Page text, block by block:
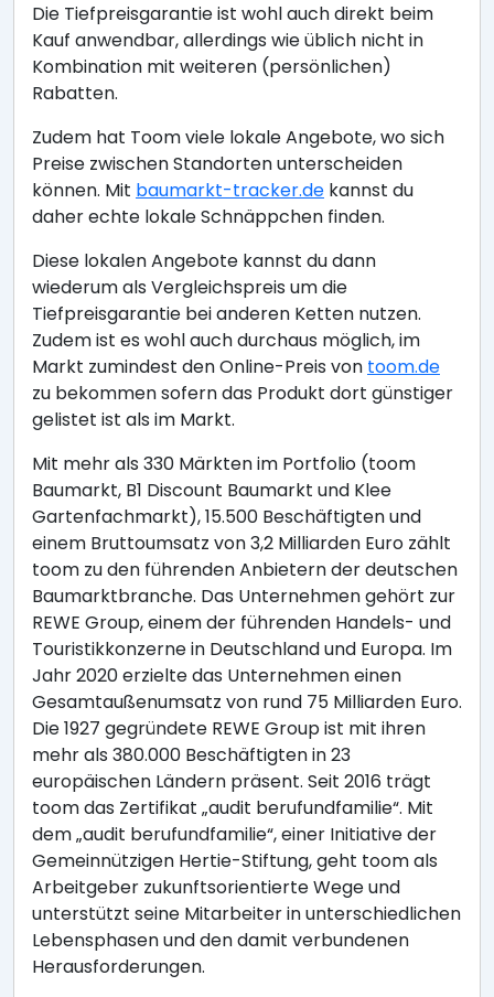
Die Tiefpreisgarantie ist wohl auch direkt beim
Kauf anwendbar, allerdings wie üblich nicht in
Kombination mit weiteren (persönlichen)
Rabatten.
Zudem hat Toom viele lokale Angebote, wo sich
Preise zwischen Standorten unterscheiden
können. Mit baumarkt-tracker.de kannst du
daher echte lokale Schnäppchen finden.
Diese lokalen Angebote kannst du dann
wiederum als Vergleichspreis um die
Tiefpreisgarantie bei anderen Ketten nutzen.
Zudem ist es wohl auch durchaus möglich, im
Markt zumindest den Online-Preis von toom.de
zu bekommen sofern das Produkt dort günstiger
gelistet ist als im Markt.
Mit mehr als 330 Märkten im Portfolio (toom
Baumarkt, B1 Discount Baumarkt und Klee
Gartenfachmarkt), 15.500 Beschäftigten und
einem Bruttoumsatz von 3,2 Milliarden Euro zählt
toom zu den führenden Anbietern der deutschen
Baumarktbranche. Das Unternehmen gehört zur
REWE Group, einem der führenden Handels- und
Touristikkonzerne in Deutschland und Europa. Im
Jahr 2020 erzielte das Unternehmen einen
Gesamtaußenumsatz von rund 75 Milliarden Euro.
Die 1927 gegründete REWE Group ist mit ihren
mehr als 380.000 Beschäftigten in 23
europäischen Ländern präsent. Seit 2016 trägt
toom das Zertifikat „audit berufundfamilie“. Mit
dem „audit berufundfamilie“, einer Initiative der
Gemeinnützigen Hertie-Stiftung, geht toom als
Arbeitgeber zukunftsorientierte Wege und
unterstützt seine Mitarbeiter in unterschiedlichen
Lebensphasen und den damit verbundenen
Herausforderungen.